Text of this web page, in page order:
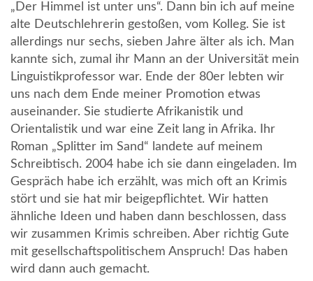
„Der Himmel ist unter uns“. Dann bin ich auf meine
alte Deutschlehrerin gestoßen, vom Kolleg. Sie ist
allerdings nur sechs, sieben Jahre älter als ich. Man
kannte sich, zumal ihr Mann an der Universität mein
Linguistikprofessor war. Ende der 80er lebten wir
uns nach dem Ende meiner Promotion etwas
auseinander. Sie studierte Afrikanistik und
Orientalistik und war eine Zeit lang in Afrika. Ihr
Roman „Splitter im Sand“ landete auf meinem
Schreibtisch. 2004 habe ich sie dann eingeladen. Im
Gespräch habe ich erzählt, was mich oft an Krimis
stört und sie hat mir beigepflichtet. Wir hatten
ähnliche Ideen und haben dann beschlossen, dass
wir zusammen Krimis schreiben. Aber richtig Gute
mit gesellschaftspolitischem Anspruch! Das haben
wird dann auch gemacht.